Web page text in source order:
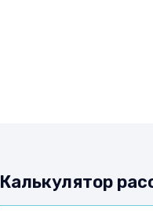
Калькулятор